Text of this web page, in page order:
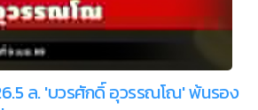
ล. 'บวรศักดิ์ อุวรรณโณ' พ้นรอง